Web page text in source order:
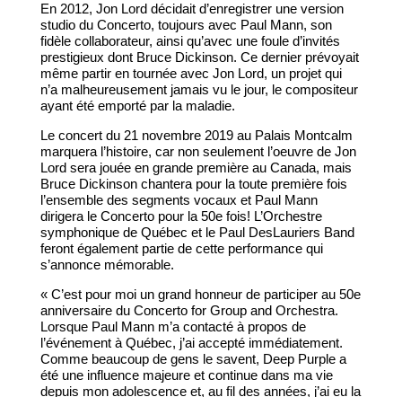
En 2012, Jon Lord décidait d’enregistrer une version
studio du Concerto, toujours avec Paul Mann, son
fidèle collaborateur, ainsi qu’avec une foule d’invités
prestigieux dont Bruce Dickinson. Ce dernier prévoyait
même partir en tournée avec Jon Lord, un projet qui
n’a malheureusement jamais vu le jour, le compositeur
ayant été emporté par la maladie.
Le concert du 21 novembre 2019 au Palais Montcalm
marquera l’histoire, car non seulement l’oeuvre de Jon
Lord sera jouée en grande première au Canada, mais
Bruce Dickinson chantera pour la toute première fois
l’ensemble des segments vocaux et Paul Mann
dirigera le Concerto pour la 50e fois! L’Orchestre
symphonique de Québec et le Paul DesLauriers Band
feront également partie de cette performance qui
s’annonce mémorable.
« C’est pour moi un grand honneur de participer au 50e
anniversaire du Concerto for Group and Orchestra.
Lorsque Paul Mann m’a contacté à propos de
l’événement à Québec, j’ai accepté immédiatement.
Comme beaucoup de gens le savent, Deep Purple a
été une influence majeure et continue dans ma vie
depuis mon adolescence et, au fil des années, j’ai eu la